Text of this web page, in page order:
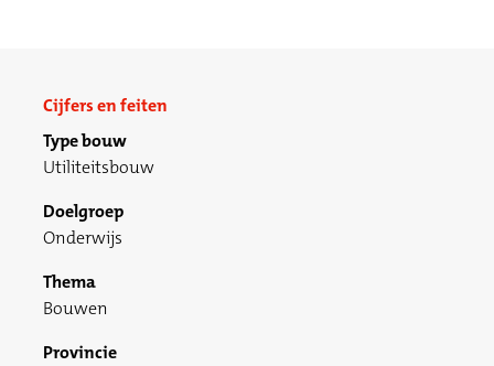
Cijfers en feiten
Type bouw
Utiliteitsbouw
Doelgroep
Onderwijs
Thema
Bouwen
Provincie